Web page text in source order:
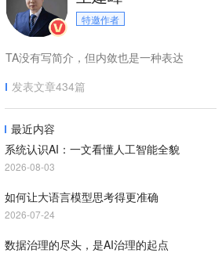
特邀作者
TA没有写简介，但内敛也是一种表达
发表文章434篇
最近内容
系统认识AI：一文看懂人工智能全貌
2026-08-03
如何让大语言模型思考得更准确
2026-07-24
数据治理的尽头，是AI治理的起点